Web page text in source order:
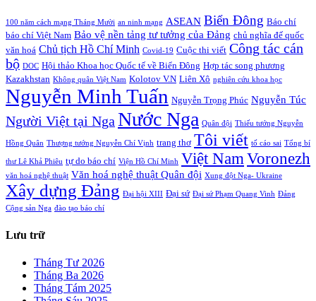
100 năm cách mạng Tháng Mười an ninh mạng ASEAN Biển Đông Báo chí
báo chí Việt Nam Bảo vệ nền tảng tư tưởng của Đảng chủ nghĩa đế quốc
văn hoá Chủ tịch Hồ Chí Minh Covid-19 Cuộc thi viết Công tác cán
bộ DOC Hội thảo Khoa học Quốc tế về Biển Đông Hợp tác song phương
Kazakhstan Không quân Việt Nam Kolotov V.N Liên Xô nghiên cứu khoa học
Nguyễn Minh Tuấn Nguyễn Trọng Phúc Nguyễn Túc
Người Việt tại NgaNước Nga Quân đội Thiếu tướng Nguyễn
Hồng Quân Thượng tướng Nguyễn Chí Vịnh trang thơ Tôi viết tố cáo sai Tổng bí
thư Lê Khả Phiêu tự do báo chí Viện Hồ Chí Minh Việt NamVoronezh
văn hoá nghệ thuật Văn hoá nghệ thuật Quân đội Xung đột Nga- Ukraine
Xây dựng Đảng Đại hội XIII Đại sứ Đại sứ Phạm Quang Vinh Đảng
Cộng sản Nga đào tạo báo chí
Lưu trữ
Tháng Tư 2026
Tháng Ba 2026
Tháng Tám 2025